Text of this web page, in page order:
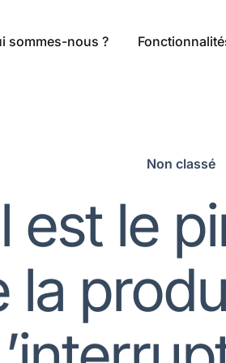
sommes-nous ?
Non classé
est le
la